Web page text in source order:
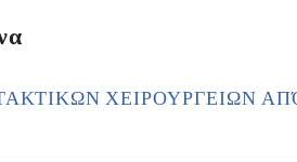
ΧΕΙΡΟΥΡΓΕΙΩΝ